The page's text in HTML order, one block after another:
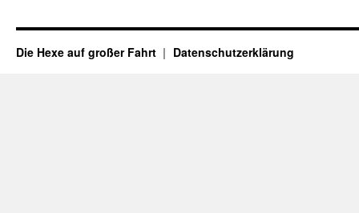
Die Hexe auf großer Fahrt Datenschutzerklärung